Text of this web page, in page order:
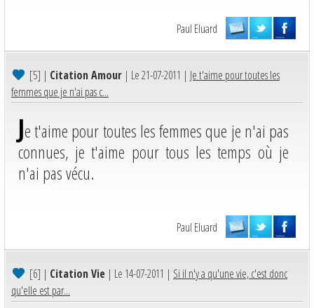
Paul Eluard
[5] | Citation Amour | Le 21-07-2011 | Je t'aime pour toutes les
femmes que je n'ai pas c...
Je t'aime pour toutes les femmes que je n'ai pas
connues, je t'aime pour tous les temps où je
n'ai pas vécu.
Paul Eluard
[6] | Citation Vie | Le 14-07-2011 | Si il n'y a qu'une vie, c'est donc
qu'elle est par...